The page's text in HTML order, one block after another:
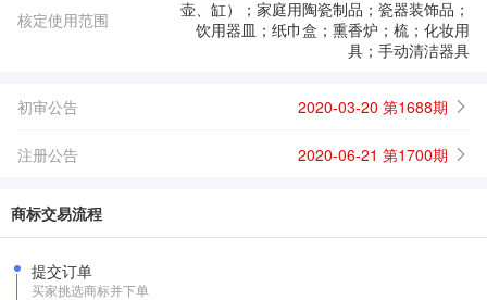
核定使用范围
壶、缸）；家庭用陶瓷制品；瓷器装饰品；
饮用器皿；纸巾盒；熏香炉；梳；化妆用
具；手动清洁器具
初审公告 2020-03-20 第1688期
注册公告 2020-06-21 第1700期
商标交易流程
提交订单
买家挑选商标并下单